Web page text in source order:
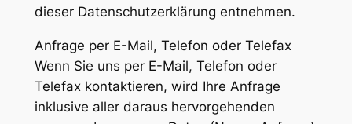
dieser Datenschutzerklärung entnehmen.
Anfrage per E-Mail, Telefon oder Telefax
Wenn Sie uns per E-Mail, Telefon oder
Telefax kontaktieren, wird Ihre Anfrage
inklusive aller daraus hervorgehenden